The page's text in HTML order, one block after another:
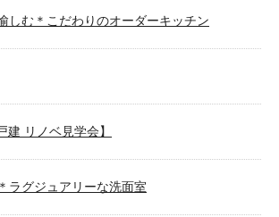
しむ＊こだわりのオーダーキッチン
リノベ見学会】
ラグジュアリーな洗面室